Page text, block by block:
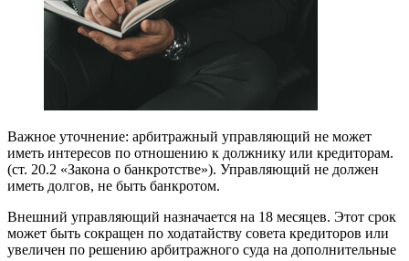
Важное уточнение: арбитражный управляющий не может
иметь интересов по отношению к должнику или кредиторам.
(ст. 20.2 «Закона о банкротстве»). Управляющий не должен
иметь долгов, не быть банкротом.
Внешний управляющий назначается на 18 месяцев. Этот срок
может быть сокращен по ходатайству совета кредиторов или
увеличен по решению арбитражного суда на дополнительные